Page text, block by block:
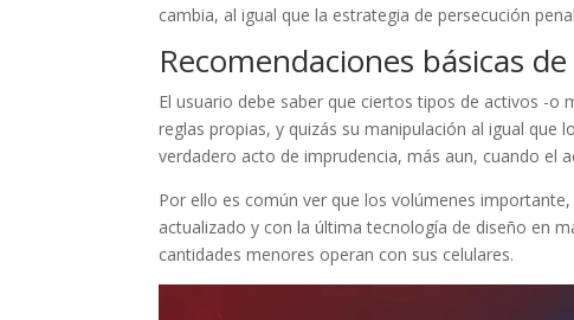
cambia, al igual que la estrategia de persecución
Recomendaciones básicas
El usuario debe saber que ciertos tipos de activos -
reglas propias, y quizás su manipulación al igual
verdadero acto de imprudencia, más aun, cuando el
Por ello es común ver que los volúmenes
actualizado y con la última tecnología de diseño en
cantidades menores operan con sus celulares.